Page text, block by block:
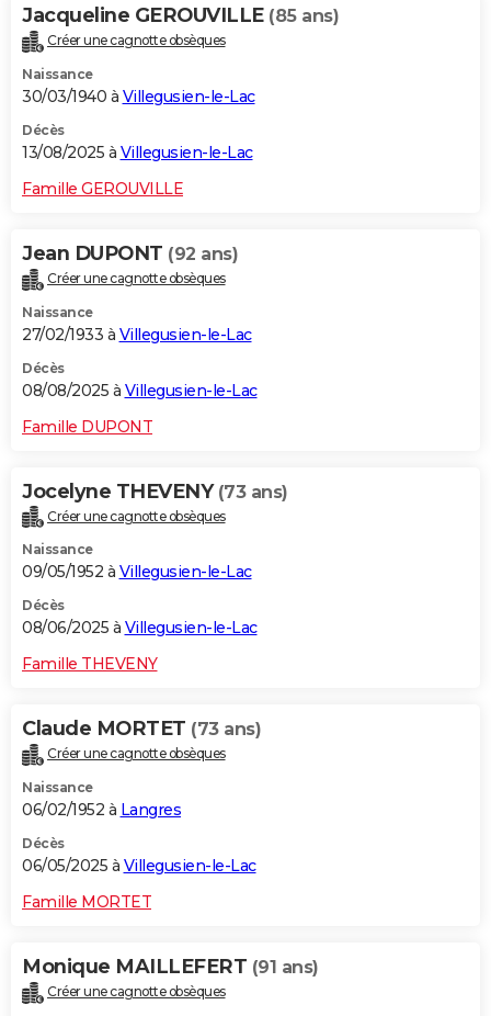
Jacqueline GEROUVILLE (85 ans)
Créer une cagnotte obsèques
Naissance
30/03/1940 à Villegusien-le-Lac
Décès
13/08/2025 à Villegusien-le-Lac
Famille GEROUVILLE
Jean DUPONT (92 ans)
Créer une cagnotte obsèques
Naissance
27/02/1933 à Villegusien-le-Lac
Décès
08/08/2025 à Villegusien-le-Lac
Famille DUPONT
Jocelyne THEVENY (73 ans)
Créer une cagnotte obsèques
Naissance
09/05/1952 à Villegusien-le-Lac
Décès
08/06/2025 à Villegusien-le-Lac
Famille THEVENY
Claude MORTET (73 ans)
Créer une cagnotte obsèques
Naissance
06/02/1952 à Langres
Décès
06/05/2025 à Villegusien-le-Lac
Famille MORTET
Monique MAILLEFERT (91 ans)
Créer une cagnotte obsèques